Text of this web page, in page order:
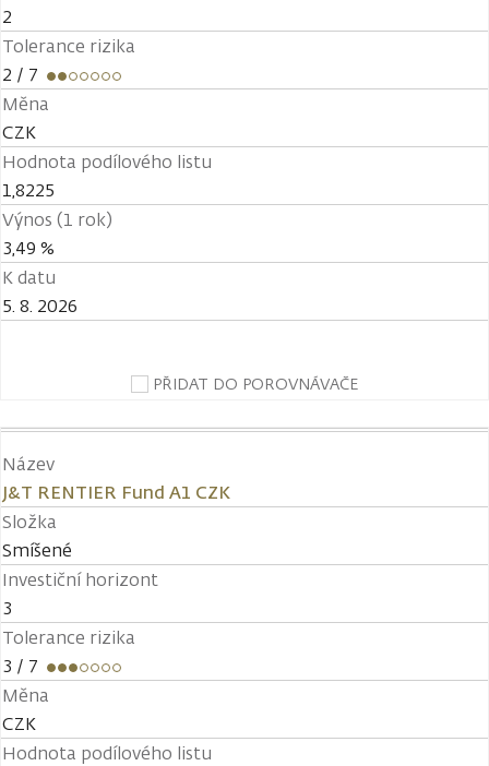
2
Tolerance rizika
2 / 7
Měna
CZK
Hodnota podílového listu
1,8225
Výnos (1 rok)
3,49 %
K datu
5. 8. 2026
PŘIDAT DO POROVNÁVAČE
Název
J&T RENTIER Fund A1 CZK
Složka
Smíšené
Investiční horizont
3
Tolerance rizika
3 / 7
Měna
CZK
Hodnota podílového listu